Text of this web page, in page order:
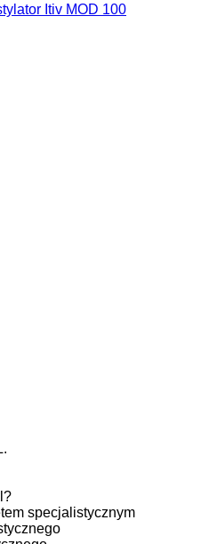
Itiv MOD 100
specjalistycznym